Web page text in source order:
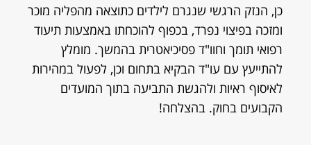
כן, הנזק הרגשי שנגרם לילדים כתוצאה מהפליה מוכר
ומזכה בפיצוי נפרד, בכפוף להוכחתו באמצעות תיעוד
רפואי תומך וחוו"ד פסיכיאטרית בהמשך. מומלץ
להתייעץ עם עו"ד הבקיא בתחום וכן, לפעול במהירות
לאיסוף ראיות ולהגשת התביעה בתוך המועדים
הקבועים בחוק. בהצלחה!